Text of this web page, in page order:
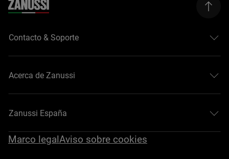
Contacto & Soporte
Acerca de Zanussi
Zanussi España
Marco legalAviso sobre cookies